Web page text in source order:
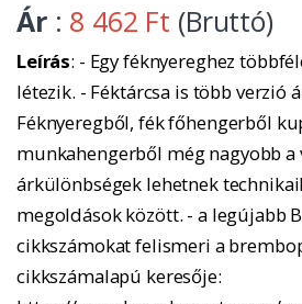
Ár : 8 462 Ft (Bruttó)
Leírás: - Egy féknyereghez
létezik. - Féktárcsa is több verzió
Féknyeregből, fék főhengerből
munkahengerből még nagyobb a
árkülönbségek lehetnek
megoldások között. - a legújabb
cikkszámokat felismeri a
cikkszámalapú keresője: